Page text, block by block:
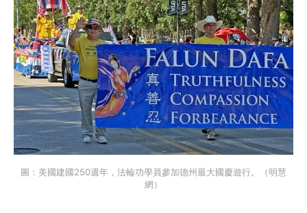
圖：美國建國250週年，法輪功學員參加德州最大國慶遊行。（明慧
網）